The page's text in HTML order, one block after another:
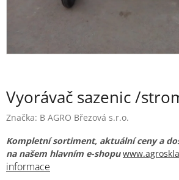
Vyorávač sazenic /
Značka: B AGRO Březová s.r.o.
Kompletní sortiment, aktuální ceny a
na našem hlavním e-shopu
informace